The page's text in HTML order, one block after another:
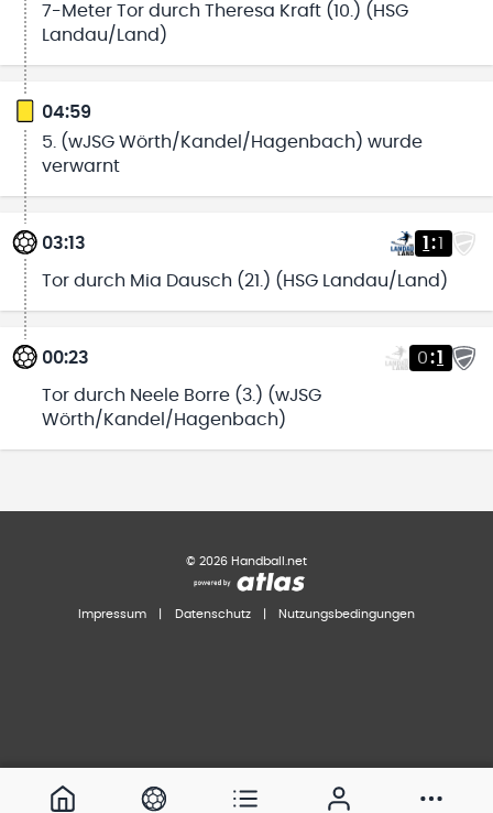
7-Meter Tor durch Theresa Kraft (10.) (HSG
Landau/Land)
04:59
5. (wJSG Wörth/Kandel/Hagenbach) wurde
verwarnt
03:13 1 :1
Tor durch Mia Dausch (21.) (HSG Landau/Land)
00:23 0:1
Tor durch Neele Borre (3.) (wJSG
Wörth/Kandel/Hagenbach)
© 2026 Handball.net
Impressum Datenschutz Nutzungsbedingungen